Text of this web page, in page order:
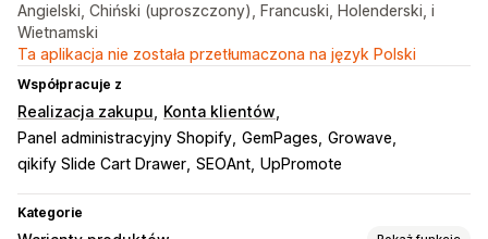
Angielski, Chiński (uproszczony), Francuski, Holenderski, i
Wietnamski
Ta aplikacja nie została przetłumaczona na język Polski
Współpracuje z
Realizacja zakupu
Konta klientów
Panel administracyjny Shopify GemPages Growave
qikify Slide Cart Drawer SEOAnt UpPromote
Kategorie